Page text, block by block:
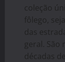
coleção
fôlego,
das
geral. São
décadas